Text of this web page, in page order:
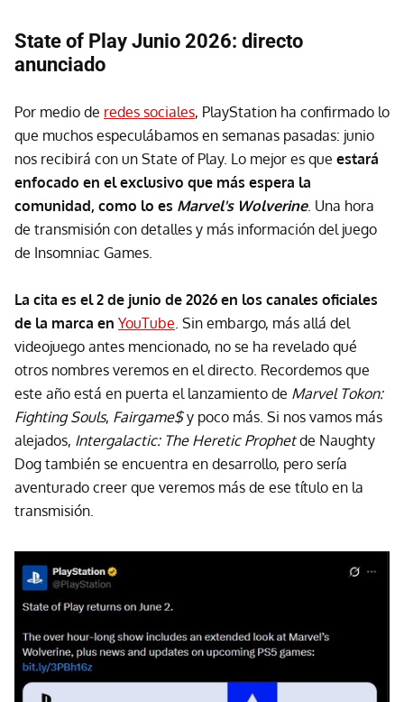
State of Play Junio 2026: directo
anunciado
Por medio de redes sociales, PlayStation ha confirmado lo
que muchos especulábamos en semanas pasadas: junio
nos recibirá con un State of Play. Lo mejor es que estará
enfocado en el exclusivo que más espera la
comunidad, como lo es Marvel's Wolverine. Una hora
de transmisión con detalles y más información del juego
de Insomniac Games.
La cita es el 2 de junio de 2026 en los canales oficiales
de la marca en YouTube. Sin embargo, más allá del
videojuego antes mencionado, no se ha revelado qué
otros nombres veremos en el directo. Recordemos que
este año está en puerta el lanzamiento de Marvel Tokon:
Fighting Souls, Fairgame$y poco más. Si nos vamos más
alejados, Intergalactic: The Heretic Prophetde Naughty
Dog también se encuentra en desarrollo, pero sería
aventurado creer que veremos más de ese título en la
transmisión.